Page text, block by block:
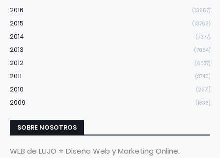
2016 (13667)
2015 (13763)
2014 (7377)
2013 (7064)
2012 (6087)
2011 (8740)
2010 (2371)
2009 (1836)
SOBRE NOSOTROS
WEB de LUJO ⭐ Diseño Web y Marketing Online.